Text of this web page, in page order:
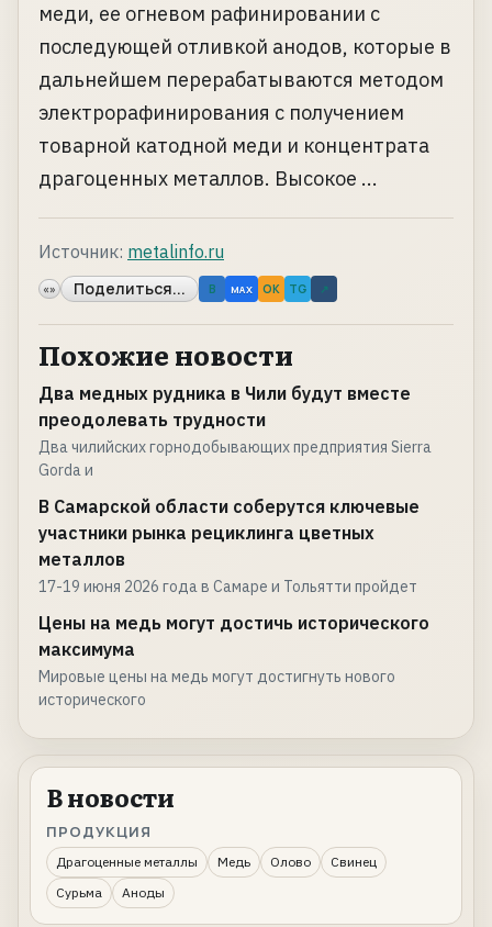
меди, ее огневом рафинировании с
последующей отливкой анодов, которые в
дальнейшем перерабатываются методом
электрорафинирования с получением
товарной катодной меди и концентрата
драгоценных металлов. Высокое ...
Источник: metalinfo.ru
«» Поделиться... B MAX OK TG ↗
Похожие новости
Два медных рудника в Чили будут вместе
преодолевать трудности
Два чилийских горнодобывающих предприятия Sierra
Gorda и
В Самарской области соберутся ключевые
участники рынка рециклинга цветных
металлов
17-19 июня 2026 года в Самаре и Тольятти пройдет
Цены на медь могут достичь исторического
максимума
Мировые цены на медь могут достигнуть нового
исторического
В новости
ПРОДУКЦИЯ
Драгоценные металлы Медь Олово
Свинец
Сурьма
Аноды